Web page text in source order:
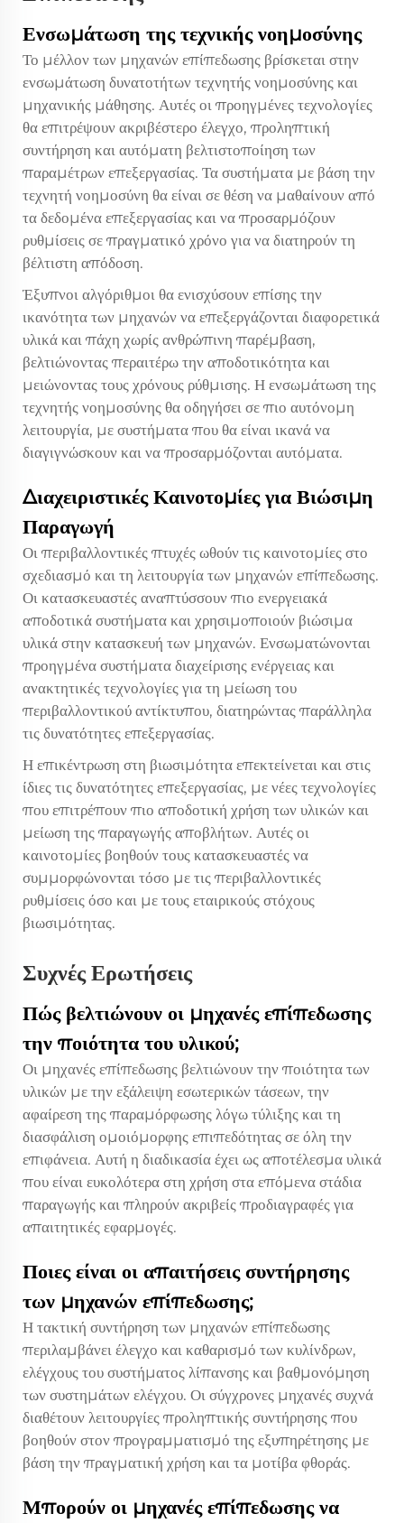
Ενσωμάτωση της τεχνικής νοημοσύνης
Το μέλλον των μηχανών επίπεδωσης βρίσκεται στην
ενσωμάτωση δυνατοτήτων τεχνητής νοημοσύνης και
μηχανικής μάθησης. Αυτές οι προηγμένες τεχνολογίες
θα επιτρέψουν ακριβέστερο έλεγχο, προληπτική
συντήρηση και αυτόματη βελτιστοποίηση των
παραμέτρων επεξεργασίας. Τα συστήματα με βάση την
τεχνητή νοημοσύνη θα είναι σε θέση να μαθαίνουν από
τα δεδομένα επεξεργασίας και να προσαρμόζουν
ρυθμίσεις σε πραγματικό χρόνο για να διατηρούν τη
βέλτιστη απόδοση.
Έξυπνοι αλγόριθμοι θα ενισχύσουν επίσης την
ικανότητα των μηχανών να επεξεργάζονται διαφορετικά
υλικά και πάχη χωρίς ανθρώπινη παρέμβαση,
βελτιώνοντας περαιτέρω την αποδοτικότητα και
μειώνοντας τους χρόνους ρύθμισης. Η ενσωμάτωση της
τεχνητής νοημοσύνης θα οδηγήσει σε πιο αυτόνομη
λειτουργία, με συστήματα που θα είναι ικανά να
διαγιγνώσκουν και να προσαρμόζονται αυτόματα.
Διαχειριστικές Καινοτομίες για Βιώσιμη
Παραγωγή
Οι περιβαλλοντικές πτυχές ωθούν τις καινοτομίες στο
σχεδιασμό και τη λειτουργία των μηχανών επίπεδωσης.
Οι κατασκευαστές αναπτύσσουν πιο ενεργειακά
αποδοτικά συστήματα και χρησιμοποιούν βιώσιμα
υλικά στην κατασκευή των μηχανών. Ενσωματώνονται
προηγμένα συστήματα διαχείρισης ενέργειας και
ανακτητικές τεχνολογίες για τη μείωση του
περιβαλλοντικού αντίκτυπου, διατηρώντας παράλληλα
τις δυνατότητες επεξεργασίας.
Η επικέντρωση στη βιωσιμότητα επεκτείνεται και στις
ίδιες τις δυνατότητες επεξεργασίας, με νέες τεχνολογίες
που επιτρέπουν πιο αποδοτική χρήση των υλικών και
μείωση της παραγωγής αποβλήτων. Αυτές οι
καινοτομίες βοηθούν τους κατασκευαστές να
συμμορφώνονται τόσο με τις περιβαλλοντικές
ρυθμίσεις όσο και με τους εταιρικούς στόχους
βιωσιμότητας.
Συχνές Ερωτήσεις
Πώς βελτιώνουν οι μηχανές επίπεδωσης
την ποιότητα του υλικού;
Οι μηχανές επίπεδωσης βελτιώνουν την ποιότητα των
υλικών με την εξάλειψη εσωτερικών τάσεων, την
αφαίρεση της παραμόρφωσης λόγω τύλιξης και τη
διασφάλιση ομοιόμορφης επιπεδότητας σε όλη την
επιφάνεια. Αυτή η διαδικασία έχει ως αποτέλεσμα υλικά
που είναι ευκολότερα στη χρήση στα επόμενα στάδια
παραγωγής και πληρούν ακριβείς προδιαγραφές για
απαιτητικές εφαρμογές.
Ποιες είναι οι απαιτήσεις συντήρησης
των μηχανών επίπεδωσης;
Η τακτική συντήρηση των μηχανών επίπεδωσης
περιλαμβάνει έλεγχο και καθαρισμό των κυλίνδρων,
ελέγχους του συστήματος λίπανσης και βαθμονόμηση
των συστημάτων ελέγχου. Οι σύγχρονες μηχανές συχνά
διαθέτουν λειτουργίες προληπτικής συντήρησης που
βοηθούν στον προγραμματισμό της εξυπηρέτησης με
βάση την πραγματική χρήση και τα μοτίβα φθοράς.
Μπορούν οι μηχανές επίπεδωσης να